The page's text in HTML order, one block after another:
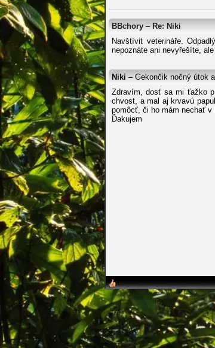
BBchory – Re: Niki
Navštívit veterináře.
nepoznáte ani nevyřešíte,
Niki – Gekončik nočný útok
Zdravím, dosť sa mi ťažko
chvost, a mal aj krvavú
pomôcť, či ho mám nechať v
Ďakujem